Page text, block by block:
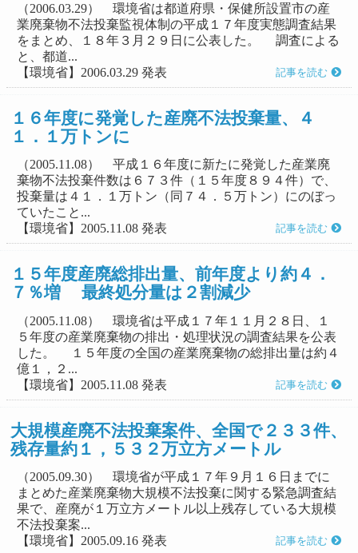
（2006.03.29） 環境省は都道府県・保健所設置市の産
業廃棄物不法投棄監視体制の平成１７年度実態調査結果
をまとめ、１８年３月２９日に公表した。 調査による
と、都道...
【環境省】2006.03.29 発表
記事を読む
１６年度に発覚した産廃不法投棄量、４
１．１万トンに
（2005.11.08） 平成１６年度に新たに発覚した産業廃
棄物不法投棄件数は６７３件（１５年度８９４件）で、
投棄量は４１．１万トン（同７４．５万トン）にのぼっ
ていたこと...
【環境省】2005.11.08 発表
記事を読む
１５年度産廃総排出量、前年度より約４．
７％増 最終処分量は２割減少
（2005.11.08） 環境省は平成１７年１１月２８日、１
５年度の産業廃棄物の排出・処理状況の調査結果を公表
した。 １５年度の全国の産業廃棄物の総排出量は約４
億１，２...
【環境省】2005.11.08 発表
記事を読む
大規模産廃不法投棄案件、全国で２３３件、
残存量約１，５３２万立方メートル
（2005.09.30） 環境省が平成１７年９月１６日までに
まとめた産業廃棄物大規模不法投棄に関する緊急調査結
果で、産廃が１万立方メートル以上残存している大規模
不法投棄案...
【環境省】2005.09.16 発表
記事を読む